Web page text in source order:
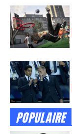
POPULAIRE